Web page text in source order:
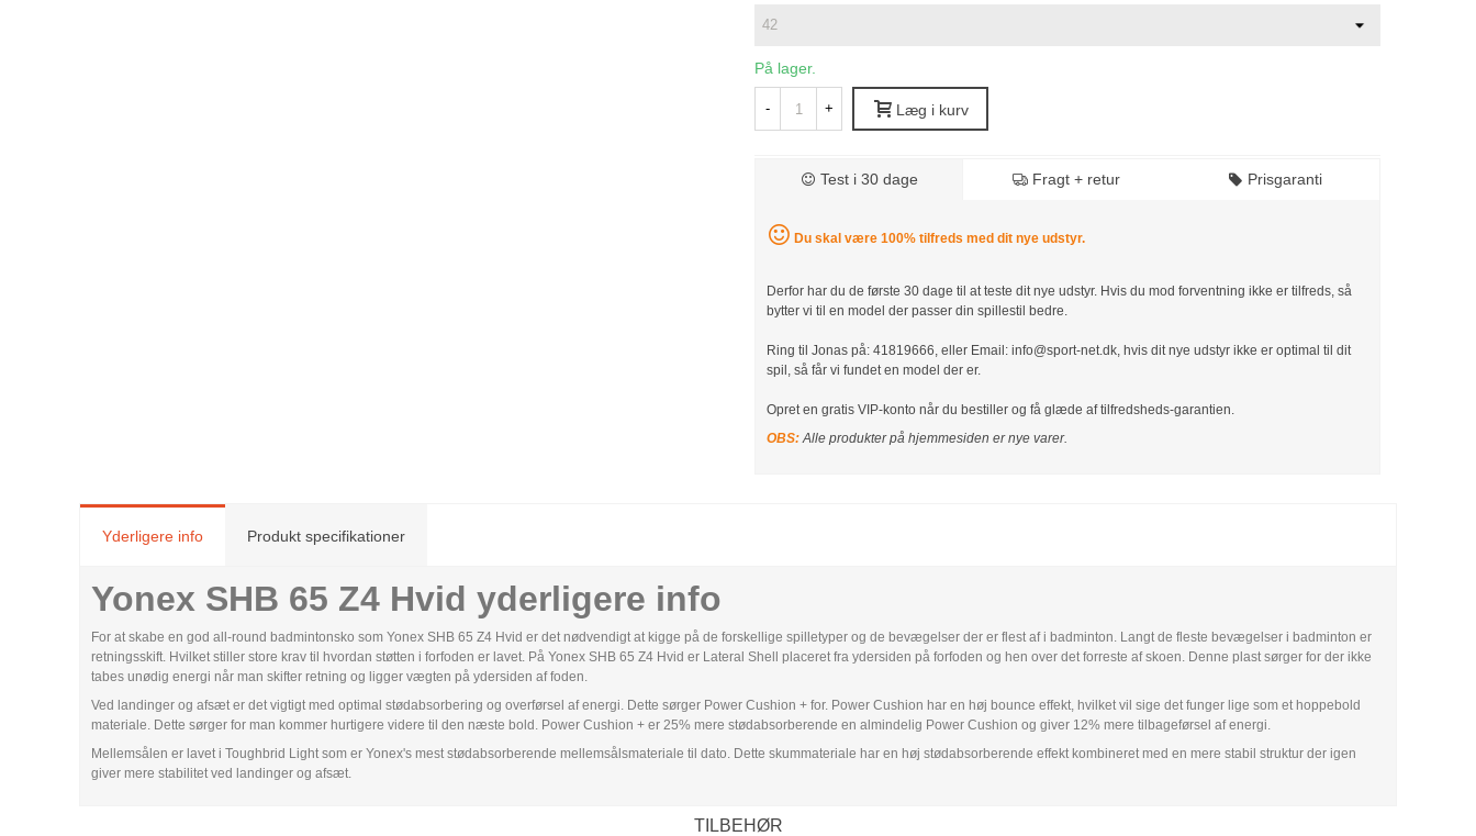
På lager.
- + Læg i kurv
Test i 30 dage Fragt + retur Prisgaranti
Du skal være 100% tilfreds med dit nye udstyr.
Derfor har du de første 30 dage til at teste dit nye udstyr. Hvis du mod forventning ikke er tilfreds, så
bytter vi til en model der passer din spillestil bedre.
Ring til Jonas på: 41819666, eller Email: info@sport-net.dk, hvis dit nye udstyr ikke er optimal til dit
spil, så får vi fundet en model der er.
Opret en gratis VIP-konto når du bestiller og få glæde af tilfredsheds-garantien.
OBS:Alle produkter på hjemmesiden er nye varer.
Yderligere info Produkt specifikationer
Yonex SHB 65 Z4 Hvid yderligere info
For at skabe en god all-round badmintonsko som Yonex SHB 65 Z4 Hvid er det nødvendigt at kigge på de forskellige spilletyper og de bevægelser der er flest af i badminton. Langt de fleste bevægelser i badminton er
retningsskift. Hvilket stiller store krav til hvordan støtten i forfoden er lavet. På Yonex SHB 65 Z4 Hvid er Lateral Shell placeret fra ydersiden på forfoden og hen over det forreste af skoen. Denne plast sørger for der ikke
tabes unødig energi når man skifter retning og ligger vægten på ydersiden af foden.
Ved landinger og afsæt er det vigtigt med optimal stødabsorbering og overførsel af energi. Dette sørger Power Cushion + for. Power Cushion har en høj bounce effekt, hvilket vil sige det funger lige som et hoppebold
materiale. Dette sørger for man kommer hurtigere videre til den næste bold. Power Cushion + er 25% mere stødabsorberende en almindelig Power Cushion og giver 12% mere tilbageførsel af energi.
Mellemsålen er lavet i Toughbrid Light som er Yonex's mest stødabsorberende mellemsålsmateriale til dato. Dette skummateriale har en høj stødabsorberende effekt kombineret med en mere stabil struktur der igen
giver mere stabilitet ved landinger og afsæt.
TILBEHØR